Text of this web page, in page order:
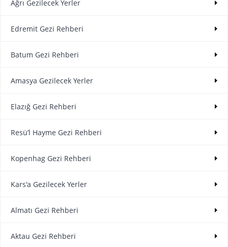
Ağrı Gezilecek Yerler
Edremit Gezi Rehberi
Batum Gezi Rehberi
Amasya Gezilecek Yerler
Elazığ Gezi Rehberi
Resü’l Hayme Gezi Rehberi
Kopenhag Gezi Rehberi
Kars'a Gezilecek Yerler
Almatı Gezi Rehberi
Aktau Gezi Rehberi